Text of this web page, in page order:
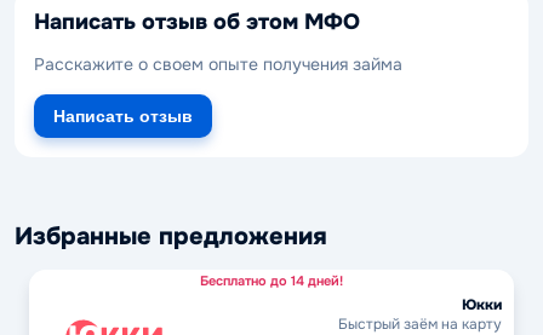
Написать отзыв об этом МФО
Расскажите о своем опыте получения займа
Написать отзыв
Избранные предложения
Бесплатно до 14 дней!
Юкки
Быстрый заём на карту